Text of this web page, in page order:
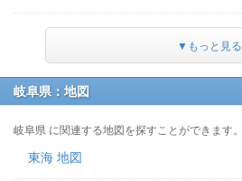
▼もっと見る
岐阜県：地図
岐阜県 に関連する地図を探すことができます。
東海 地図